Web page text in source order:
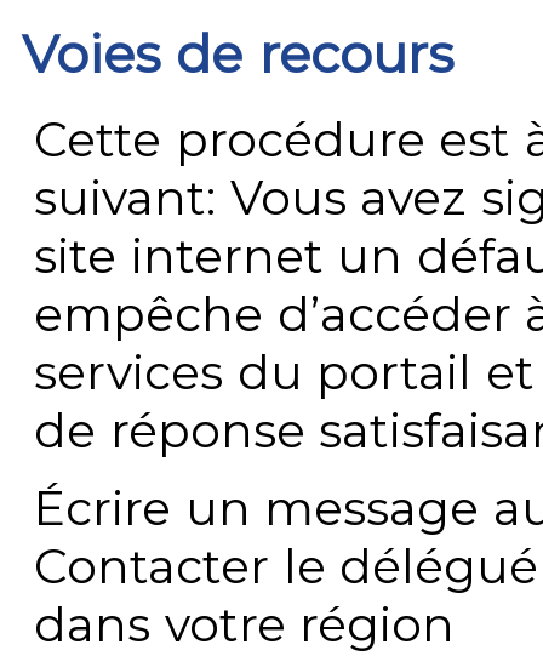
Voies de recours
Cette procédure est
suivant: Vous avez
site internet un
empêche
services du portail
de réponse
Écrire un message
Contacter le
dans votre région